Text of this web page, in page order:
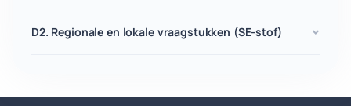
D2. Regionale en lokale vraagstukken (SE-stof)